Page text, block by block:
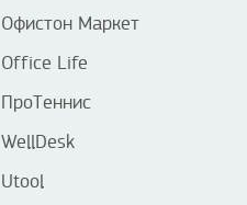
Офистон Маркет
Office Life
ПроТеннис
WellDesk
Utool